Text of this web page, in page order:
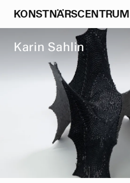
KONSTNÄRSCENTRUM
Karin Sahlin